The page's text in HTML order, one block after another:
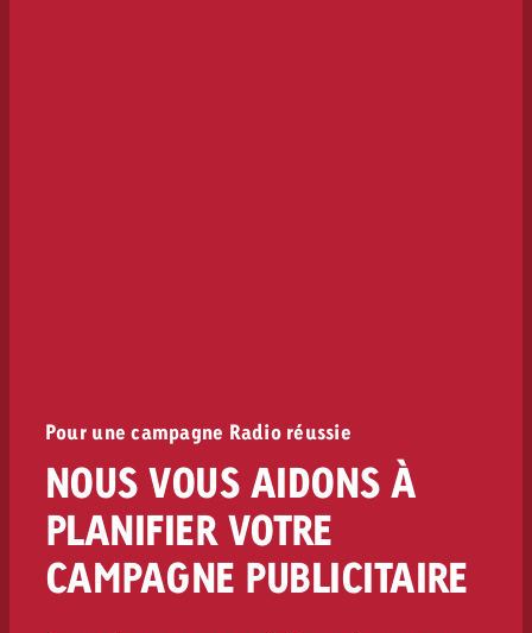
Pour une campagne Radio réussie
NOUS VOUS AIDONS À
PLANIFIER VOTRE
CAMPAGNE PUBLICITAIRE